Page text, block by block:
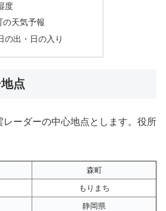
度
の天気予報
の出・日の入り
点
ーダーの中心地点とします。役所
森町
もりまち
静岡県